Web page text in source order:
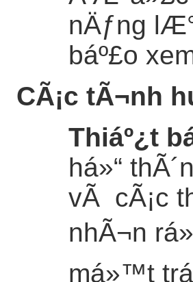
nÄƒng
báº£o
CÃ¡c tÃ¬nh
Thiáº¿t
há»“
vÃ cÃ¡c
nhÃ¬n
má»™t